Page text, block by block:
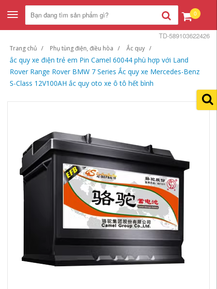
Toggle
navigation
0
Trang chủ Phụ tùng điện, điều hòa Ắc quy
ắc quy xe điện trẻ em Pin Camel 60044 phù hợp với Land
Rover Range Rover BMW 7 Series Ắc quy xe Mercedes-Benz
S-Class 12V100AH ắc quy oto xe ô tô hết bình
TD-589103622426